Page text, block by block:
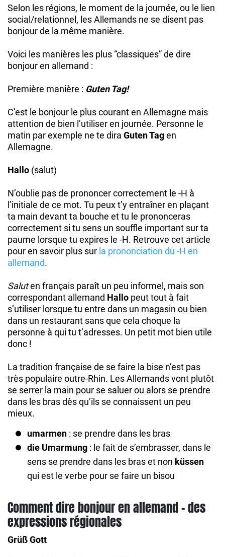
Selon les régions, le moment de la journée, ou le lien
social/relationnel, les Allemands ne se disent pas
bonjour de la même manière.
Voici les manières les plus “classiques” de dire
bonjour en allemand :
Première manière : Guten Tag!
C’est le bonjour le plus courant en Allemagne mais
attention de bien l’utiliser en journée. Personne le
matin par exemple ne te dira Guten Tagen
Allemagne.
Hallo (salut)
N’oublie pas de prononcer correctement le -H à
l’initiale de ce mot. Tu peux t’y entraîner en plaçant
ta main devant ta bouche et tu le prononceras
correctement si tu sens un souffle important sur ta
paume lorsque tu expires le -H. Retrouve cet article
pour en savoir plus sur la prononciation du -H en
allemand.
Saluten français paraît un peu informel, mais son
correspondant allemand Hallo peut tout à fait
s’utiliser lorsque tu entre dans un magasin ou bien
dans un restaurant sans que cela choque la
personne à qui tu t’adresses. Un petit mot bien utile
donc !
La tradition française de se faire la bise n’est pas
très populaire outre-Rhin. Les Allemands vont plutôt
se serrer la main pour se saluer ou alors se prendre
dans les bras dès qu’ils se connaissent un peu
mieux.
umarmen : se prendre dans les bras
die Umarmung: le fait de s’embrasser, dans le
sens se prendre dans les bras et non küssen
qui est le verbe pour se faire un bisou
Comment dire bonjour en allemand – des
expressions régionales
Grüß Gott